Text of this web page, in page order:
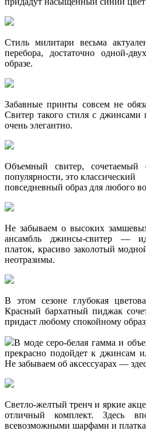
Стиль милитари весьма
перебора, достаточно одной-
образе.
Забавные принты совсем не
Свитер такого стиля с джинсами
очень элегантно.
Объемный свитер,
популярности, это классический
повседневный образ для любого
Не забываем о высоких
ансамбль джинсы-свитер —
платок, красиво заколотый
неотразимы.
В этом сезоне глубокая
Красный бархатный пиджак
придаст любому спокойному
В моде серо-белая гамма и
прекрасно подойдет к джинсам
Не забываем об аксессуарах —
Светло-желтый тренч и яркие
отличный комплект. Здесь
всевозможными шарфами и